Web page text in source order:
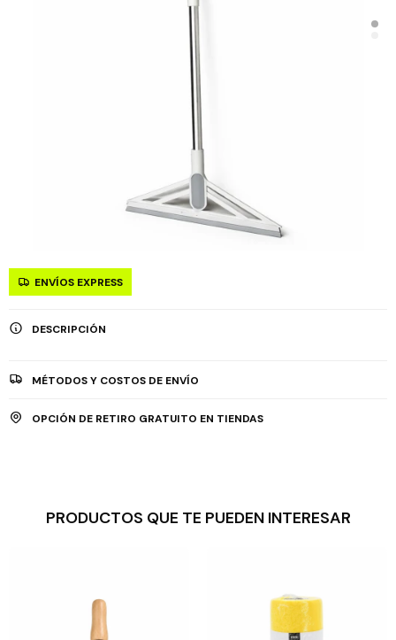
ENVÍOS EXPRESS
DESCRIPCIÓN
MÉTODOS Y COSTOS DE ENVÍO
OPCIÓN DE RETIRO GRATUITO EN TIENDAS
PRODUCTOS QUE TE PUEDEN INTERESAR